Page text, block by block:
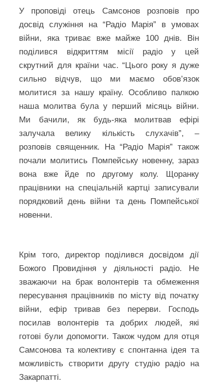
У проповіді отець Самсонов розповів про
досвід служіння на “Радіо Марія” в умовах
війни, яка триває вже майже 100 днів. Він
поділився відкриттям місії радіо у цей
скрутний для країни час. “Цього року я дуже
сильно відчув, що ми маємо обов’язок
молитися за нашу країну. Особливо палкою
наша молитва була у перший місяць війни.
Ми бачили, як будь-яка молитвав ефірі
залучала велику кількість слухачів”, –
розповів священник. На “Радіо Марія” також
почали молитись Помпейську новенну, зараз
вона вже йде по другому колу. Щоранку
працівники на спеціальній картці записували
порядковий день війни та день Помпейської
новенни.
Крім того, директор поділився досвідом дії
Божого Провидіння у діяльності радіо. Не
зважаючи на брак волонтерів та обмеження
пересування працівників по місту від початку
війни, ефір тривав без перерви. Господь
посилав волонтерів та добрих людей, які
готові були допомогти. Також чудом для отця
Самсонова та колективу є спонтанна ідея та
можливість створити другу студію радіо на
Закарпатті.